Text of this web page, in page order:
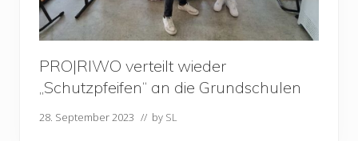
PRO|RIWO verteilt wieder
„Schutzpfeifen“ an die Grundschulen
28. September 2023 // by SL